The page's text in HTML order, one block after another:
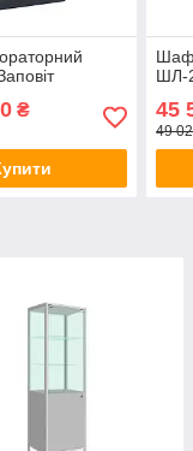
₴
ШЛ-
45
49